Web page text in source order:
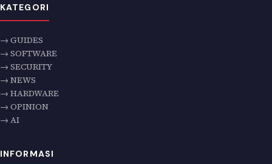
KATEGORI
→ GUIDES
→ SOFTWARE
→ SECURITY
→ NEWS
→ HARDWARE
→ OPINION
→ AI
INFORMASI